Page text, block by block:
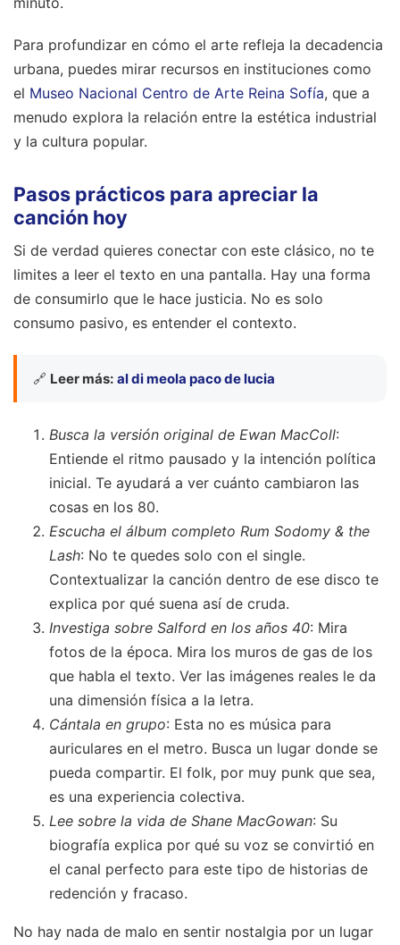
Para profundizar en cómo el arte refleja la decadencia
urbana, puedes mirar recursos en instituciones como
el Museo Nacional Centro de Arte Reina Sofía, que a
menudo explora la relación entre la estética industrial
y la cultura popular.
Pasos prácticos para apreciar la
canción hoy
Si de verdad quieres conectar con este clásico, no te
limites a leer el texto en una pantalla. Hay una forma
de consumirlo que le hace justicia. No es solo
consumo pasivo, es entender el contexto.
🔗 Leer más: al di meola paco de lucia
Busca la versión original de Ewan MacColl:
Entiende el ritmo pausado y la intención política
inicial. Te ayudará a ver cuánto cambiaron las
cosas en los 80.
Escucha el álbum completo Rum Sodomy & the
Lash: No te quedes solo con el single.
Contextualizar la canción dentro de ese disco te
explica por qué suena así de cruda.
Investiga sobre Salford en los años 40: Mira
fotos de la época. Mira los muros de gas de los
que habla el texto. Ver las imágenes reales le da
una dimensión física a la letra.
Cántala en grupo: Esta no es música para
auriculares en el metro. Busca un lugar donde se
pueda compartir. El folk, por muy punk que sea,
es una experiencia colectiva.
Lee sobre la vida de Shane MacGowan: Su
biografía explica por qué su voz se convirtió en
el canal perfecto para este tipo de historias de
redención y fracaso.
No hay nada de malo en sentir nostalgia por un lugar